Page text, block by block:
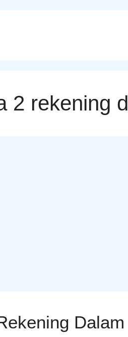
2 rekening